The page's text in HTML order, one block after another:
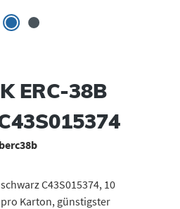
ERC-38B
C43S015374, 10
Karton, günstigster